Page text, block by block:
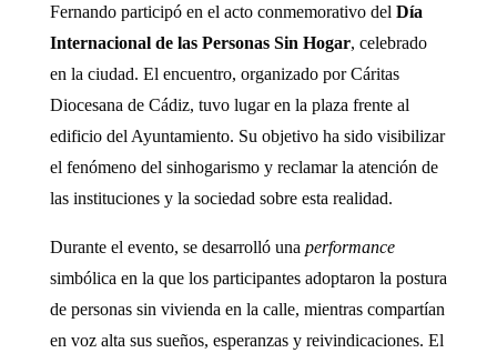
Fernando participó en el acto conmemorativo del Día
Internacional de las Personas Sin Hogar, celebrado
en la ciudad. El encuentro, organizado por Cáritas
Diocesana de Cádiz, tuvo lugar en la plaza frente al
edificio del Ayuntamiento. Su objetivo ha sido visibilizar
el fenómeno del sinhogarismo y reclamar la atención de
las instituciones y la sociedad sobre esta realidad.
Durante el evento, se desarrolló una performance
simbólica en la que los participantes adoptaron la postura
de personas sin vivienda en la calle, mientras compartían
en voz alta sus sueños, esperanzas y reivindicaciones. El